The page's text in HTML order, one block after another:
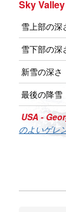
Sky
雪上部の深
雪下部の深
新雪の深さ
最後の降雪
USA -
のよいゲレ